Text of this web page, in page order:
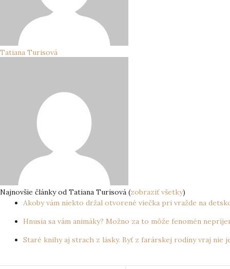
Tatiana Turisová
Najnovšie články od Tatiana Turisová (zobraziť všetky)
Akoby vám niekto držal otvorené viečka pri vražde na
Hnusia sa vám animáky? Možno za to môže fenomén
Staré knihy aj strach z lásky. Byť z farárskej rodiny vraj nie